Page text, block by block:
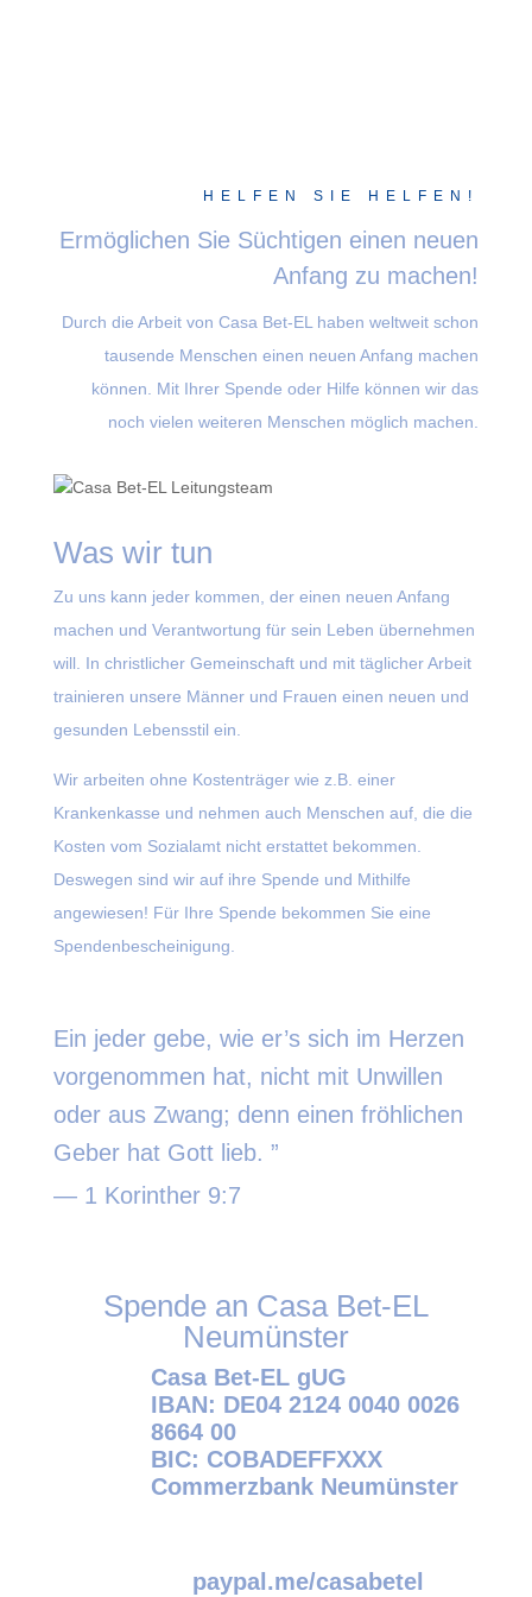
HELFEN SIE HELFEN!
Ermöglichen Sie Süchtigen einen neuen
Anfang zu machen!
Durch die Arbeit von Casa Bet-EL haben weltweit schon
tausende Menschen einen neuen Anfang machen
können. Mit Ihrer Spende oder Hilfe können wir das
noch vielen weiteren Menschen möglich machen.
Was wir tun
Zu uns kann jeder kommen, der einen neuen Anfang
machen und Verantwortung für sein Leben übernehmen
will. In christlicher Gemeinschaft und mit täglicher Arbeit
trainieren unsere Männer und Frauen einen neuen und
gesunden Lebensstil ein.
Wir arbeiten ohne Kostenträger wie z.B. einer
Krankenkasse und nehmen auch Menschen auf, die die
Kosten vom Sozialamt nicht erstattet bekommen.
Deswegen sind wir auf ihre Spende und Mithilfe
angewiesen! Für Ihre Spende bekommen Sie eine
Spendenbescheinigung.
Ein jeder gebe, wie er’s sich im Herzen
vorgenommen hat, nicht mit Unwillen
oder aus Zwang; denn einen fröhlichen
Geber hat Gott lieb. ”
— 1 Korinther 9:7
Spende an Casa Bet-EL
Neumünster
Casa Bet-EL gUG
IBAN: DE04 2124 0040 0026
8664 00
BIC: COBADEFFXXX
Commerzbank Neumünster
paypal.me/casabetel